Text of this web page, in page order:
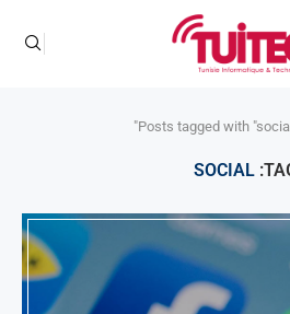
Posts tagged with "social"
SOCIAL